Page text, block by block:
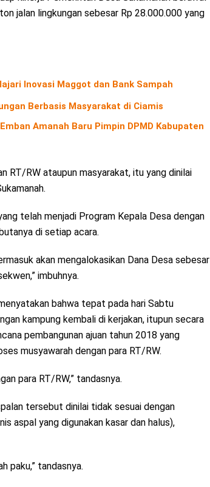
jalan lingkungan sebesar Rp 28.000.000 yang
Inovasi Maggot dan Bank Sampah
Berbasis Masyarakat di Ciamis
Amanah Baru Pimpin DPMD Kabupaten
RT/RW ataupun masyarakat, itu yang dinilai
telah menjadi Program Kepala Desa dengan
di setiap acara.
akan mengalokasikan Dana Desa sebesar
imbuhnya.
bahwa tepat pada hari Sabtu
kampung kembali di kerjakan, itupun secara
pembangunan ajuan tahun 2018 yang
musyawarah dengan para RT/RW.
para RT/RW,” tandasnya.
tersebut dinilai tidak sesuai dengan
aspal yang digunakan kasar dan halus),
paku,” tandasnya.